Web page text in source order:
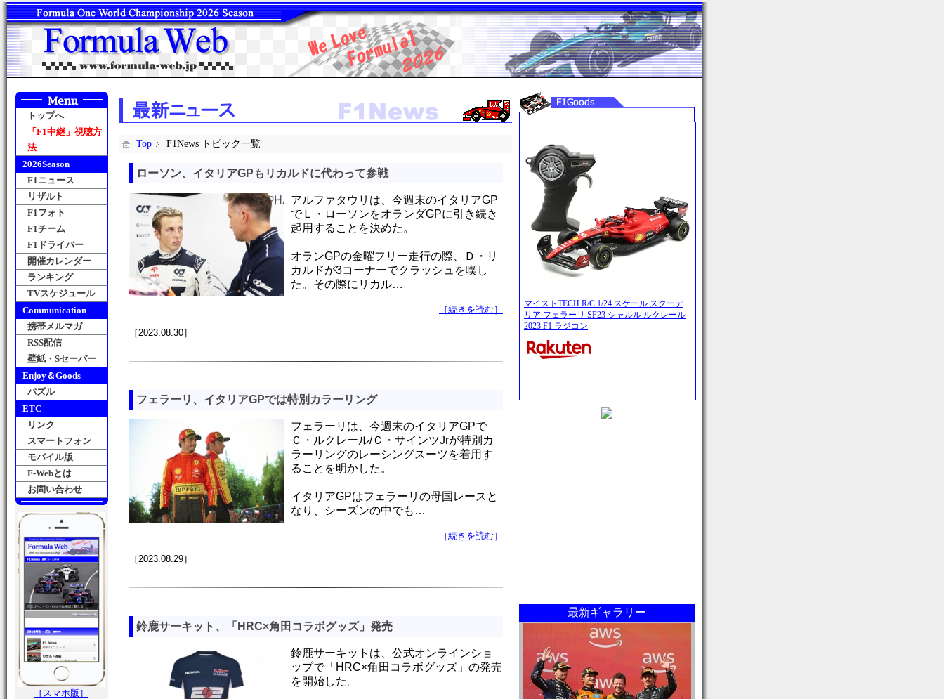
トップへ
「F1中継」視聴方
法
2026Season
F1ニュース
リザルト
F1フォト
F1チーム
F1ドライバー
開催カレンダー
ランキング
TVスケジュール
Communication
携帯メルマガ
RSS配信
壁紙・Sセーバー
Enjoy＆Goods
パズル
ETC
リンク
スマートフォン
モバイル版
F-Webとは
お問い合わせ
［スマホ版］
Top F1News トピック一覧
ローソン、イタリアGPもリカルドに代わって参戦
アルファタウリは、今週末のイタリアGP
でＬ・ローソンをオランダGPに引き続き
起用することを決めた。
オランGPの金曜フリー走行の際、Ｄ・リ
カルドが3コーナーでクラッシュを喫し
た。その際にリカル…
［続きを読む］
［2023.08.30］
フェラーリ、イタリアGPでは特別カラーリング
フェラーリは、今週末のイタリアGPで
Ｃ・ルクレール/Ｃ・サインツJrが特別カ
ラーリングのレーシングスーツを着用す
ることを明かした。
イタリアGPはフェラーリの母国レースと
なり、シーズンの中でも…
［続きを読む］
［2023.08.29］
鈴鹿サーキット、「HRC×角田コラボグッズ」発売
鈴鹿サーキットは、公式オンラインショ
ップで「HRC×角田コラボグッズ」の発売
を開始した。
マイストTECH R/C 1/24 スケール スクーデ
リア フェラーリ SF23 シャルル ルクレール
2023 F1 ラジコン
最新ギャラリー